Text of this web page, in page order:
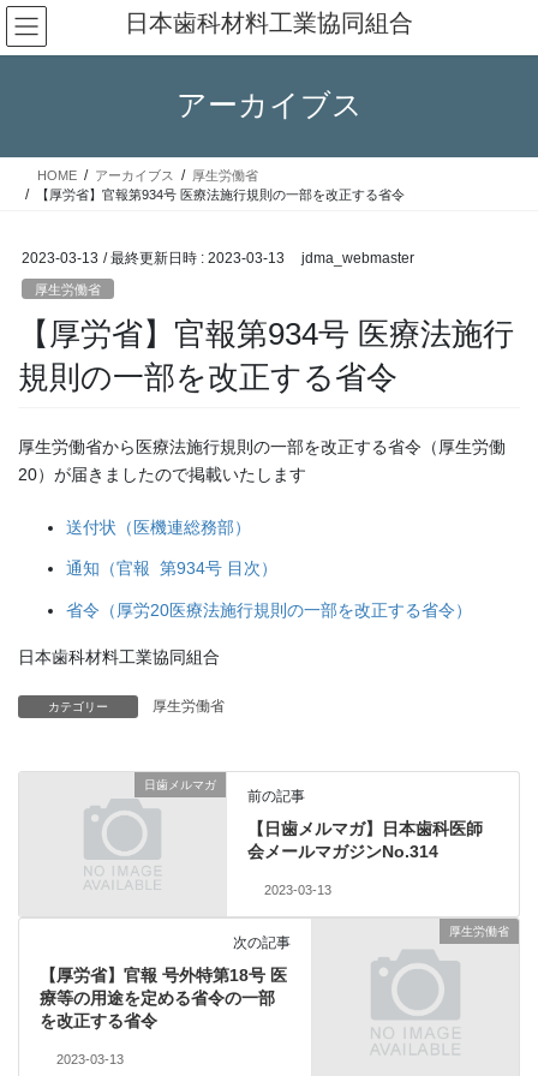
コ
ン
テ
ス
ナ
ビ
ゲ
ン
日本歯科材料工業協同組合
アーカイブス
HOME アーカイブス
厚生労働省
【厚労省】官報第934号 医療法施行規則の一部を改正する省令
2023-03-13 / 最終更新日時 : 2023-03-13 jdma_webmaster
厚生労働省
【厚労省】官報第934号 医療法施行
規則の一部を改正する省令
厚生労働省から医療法施行規則の一部を改正する省令（厚生労働
20）が届きましたので掲載いたします
送付状（医機連総務部）
通知（官報 第934号 目次）
省令（厚労20医療法施行規則の一部を改正する省令）
日本歯科材料工業協同組合
カテゴリー 厚生労働省
日歯メルマガ
前の記事
【日歯メルマガ】日本歯科医師
会メールマガジンNo.314
2023-03-13
厚生労働省
次の記事
【厚労省】官報 号外特第18号 医
療等の用途を定める省令の一部
を改正する省令
2023-03-13